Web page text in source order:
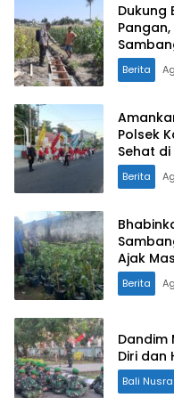
Dukung
Pertanian
Berita
Polsek
Sehat
Berita
Ajak
Berita
Dandim
Diri dan
Bali Nusra